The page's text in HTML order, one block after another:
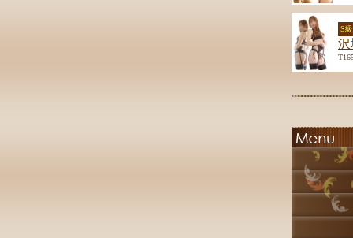
S
沢